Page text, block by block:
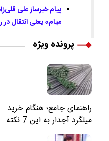
پیام خبرساز علی
میام» یعنی انتقال
پرونده ویژه
راهنمای جامع؛ هنگام خرید
میلگرد آجدار به این 7 نکته
توجه کنید